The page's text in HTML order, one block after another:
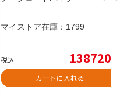
マイストア在庫： 1799
税込 138720
カートに入れる